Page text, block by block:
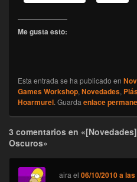
Me gusta esto:
Esta entrada se ha publicado en
Games Workshop, Novedades,
Hoarmurel. Guarda enlace
3 comentarios en
Oscuros»
aira el06/10/2010 a las